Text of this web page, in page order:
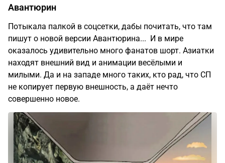
Авантюрин
Потыкала палкой в соцсетки, дабы почитать, что там
пишут о новой версии Авантюрина... И в мире
оказалось удивительно много фанатов шорт. Азиатки
находят внешний вид и анимации весёлыми и
милыми. Да и на западе много таких, кто рад, что СП
не копирует первую внешность, а даёт нечто
совершенно новое.